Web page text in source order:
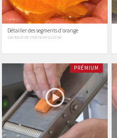
Détailler des segments d'orange
Les tours de mains en cuisine
PRÉMIUM